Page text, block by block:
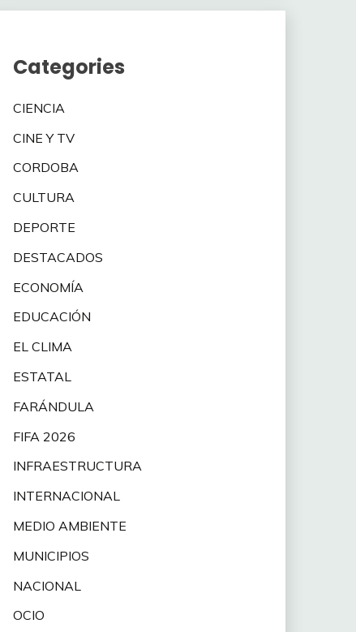
Categories
CIENCIA
CINE Y TV
CORDOBA
CULTURA
DEPORTE
DESTACADOS
ECONOMÍA
EDUCACIÓN
EL CLIMA
ESTATAL
FARÁNDULA
FIFA 2026
INFRAESTRUCTURA
INTERNACIONAL
MEDIO AMBIENTE
MUNICIPIOS
NACIONAL
OCIO